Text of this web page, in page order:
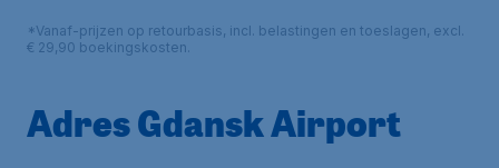
*Vanaf-prijzen op retourbasis, incl. belastingen en toeslagen, excl.
€ 29,90 boekingskosten.
Adres Gdansk Airport